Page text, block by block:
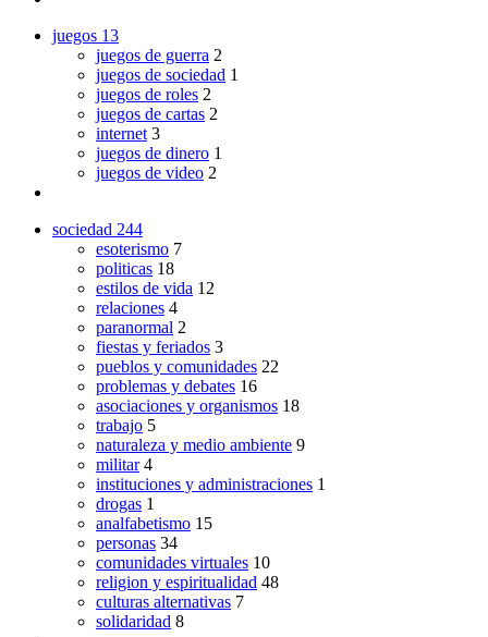
juegos 13
juegos de guerra 2
juegos de sociedad 1
juegos de roles 2
juegos de cartas 2
internet 3
juegos de dinero 1
juegos de video 2
sociedad 244
esoterismo 7
politicas 18
estilos de vida 12
relaciones 4
paranormal 2
fiestas y feriados 3
pueblos y comunidades 22
problemas y debates 16
asociaciones y organismos 18
trabajo 5
naturaleza y medio ambiente 9
militar 4
instituciones y administraciones 1
drogas 1
analfabetismo 15
personas 34
comunidades virtuales 10
religion y espiritualidad 48
culturas alternativas 7
solidaridad 8